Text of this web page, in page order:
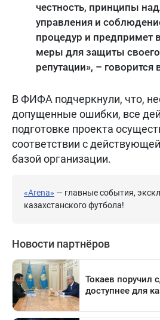
честность, принципы
управления и
процедур и предпримет
меры для защиты
репутации», – говорится
В ФИФА подчеркнули, что,
допущенные ошибки, все
подготовке проекта
соответствии с
базой организации.
«Arena» — главные события,
казахстанского футбола!